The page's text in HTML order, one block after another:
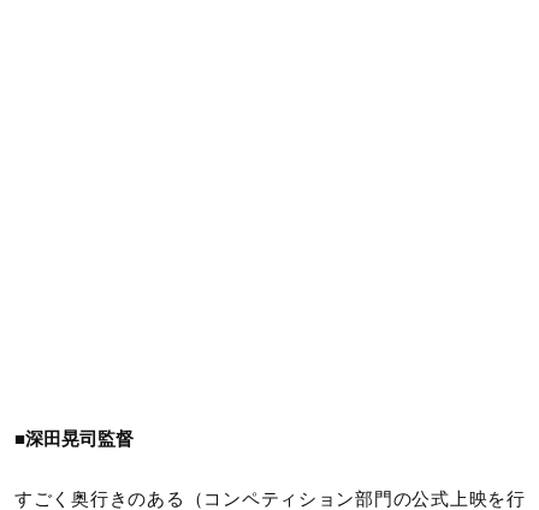
■深田晃司監督
すごく奥行きのある（コンペティション部門の公式上映を行